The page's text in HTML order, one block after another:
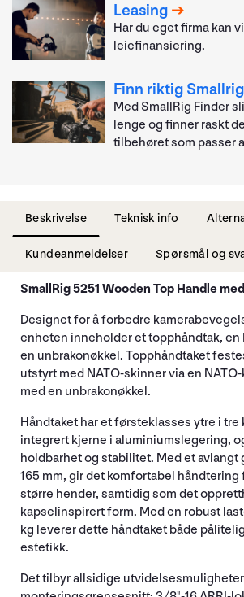
Leasing
Har du eget firma kan
leiefinansiering.
Finn riktig
Med SmallRig Finder
lenge og finner raskt
tilbehøret som passer
Beskrivelse Teknisk info
Kundeanmeldelser Spørsmål og
SmallRig 5251 Wooden Top Handle
Designet for å forbedre
enheten inneholder et topphåndtak, en
en unbrakonøkkel. Topphåndtaket
utstyrt med NATO-skinner via en
med en unbrakonøkkel.
Håndtaket har et førsteklasses ytre i tre
integrert kjerne i aluminiumslegering,
holdbarhet og stabilitet. Med et avlangt
165 mm, gir det komfortabel håndtering
større hender, samtidig som det
kapselinspirert form. Med en robust
kg leverer dette håndtaket både
estetikk.
Det tilbyr allsidige